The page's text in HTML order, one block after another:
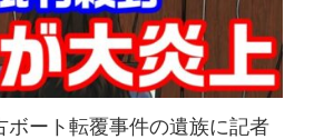
ボート転覆事件の遺族に記者